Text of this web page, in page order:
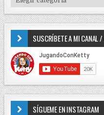
e
e
n
r
a
d
r
:
I
P
D
E
C
O
N
T
SUSCRÍBETE A MI CANAL
SÍGUEME EN INSTAGRAM